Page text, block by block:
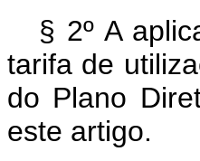
§ 2º A
tarifa de
do Plano
este artigo.